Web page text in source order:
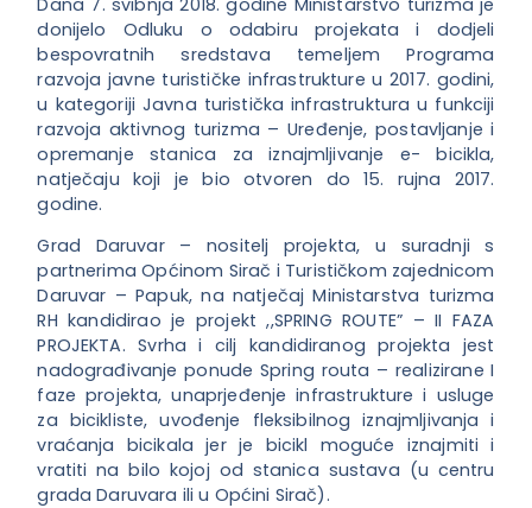
donijelo Odluku o odabiru projekata i dodjeli
bespovratnih sredstava temeljem Programa
razvoja javne turističke infrastrukture u 2017. godini,
u kategoriji Javna turistička infrastruktura u funkciji
razvoja aktivnog turizma – Uređenje, postavljanje i
opremanje stanica za iznajmljivanje e- bicikla,
natječaju koji je bio otvoren do 15. rujna 2017.
godine.
Grad Daruvar – nositelj projekta, u suradnji s
partnerima Općinom Sirač i Turističkom zajednicom
Daruvar – Papuk, na natječaj Ministarstva turizma
RH kandidirao je projekt ,,SPRING ROUTE” – II FAZA
PROJEKTA. Svrha i cilj kandidiranog projekta jest
nadograđivanje ponude Spring routa – realizirane I
faze projekta, unaprjeđenje infrastrukture i usluge
za bicikliste, uvođenje fleksibilnog iznajmljivanja i
vraćanja bicikala jer je bicikl moguće iznajmiti i
vratiti na bilo kojoj od stanica sustava (u centru
grada Daruvara ili u Općini Sirač).